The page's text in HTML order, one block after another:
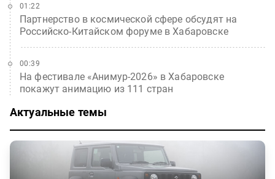
Партнерство в космической сфере обсудят на
Российско-Китайском форуме в Хабаровске
01:22
На фестивале «Анимур-2026» в Хабаровске
покажут анимацию из 111 стран
00:39
Актуальные темы